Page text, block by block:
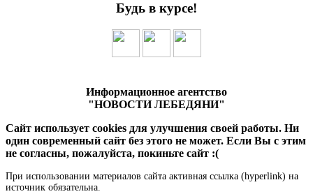
Будь в курсе!
Информационное агентство
"НОВОСТИ ЛЕБЕДЯНИ"
Сайт использует cookies для улучшения своей работы. Ни
один современный сайт без этого не может. Если Вы с этим
не согласны, пожалуйста, покиньте сайт :(
При использовании материалов сайта активная ссылка (hyperlink) на
источник обязательна.